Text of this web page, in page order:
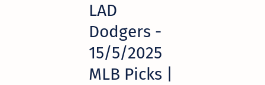
LAD
Dodgers -
15/5/2025
MLB Picks |